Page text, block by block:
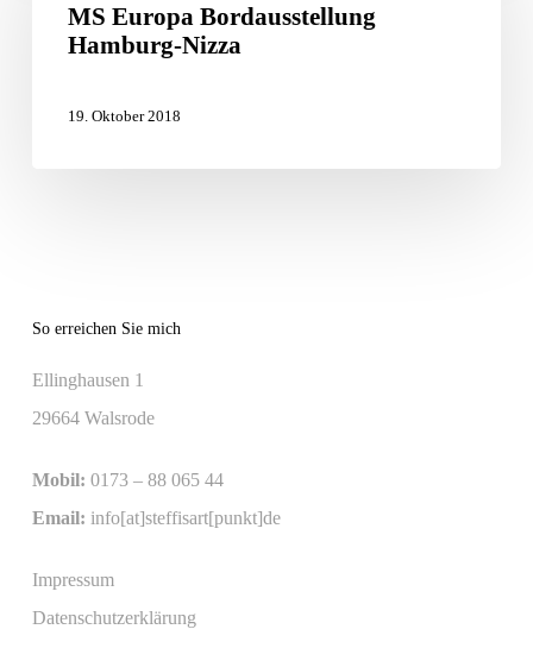
Bordausstellung
Hamburg-
MS Europa Bordausstellung
Hamburg-Nizza
19. Oktober 2018
So erreichen Sie mich
Ellinghausen 1
29664 Walsrode
Mobil: 0173 – 88 065 44
Email: info[at]steffisart[punkt]de
Impressum
Datenschutzerklärung